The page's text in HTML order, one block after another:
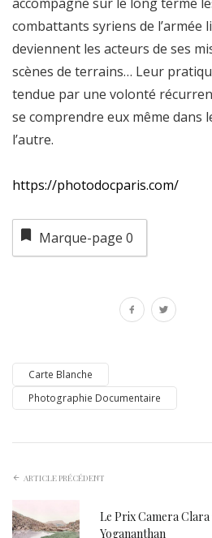
combattants syriens de l’armée
deviennent les acteurs de ses
scènes de terrains… Leur
tendue par une volonté
se comprendre eux même dans
l’autre.
https://photodocparis.com/
Marque-page 0
Carte Blanche
Photographie Documentaire
ARTICLE PRÉCÉDENT
Le Prix Camera Clara
Yogananthan